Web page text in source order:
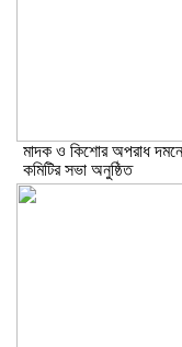
মাদক ও কিশোর অপরাধ
কমিটির সভা অনুষ্ঠিত